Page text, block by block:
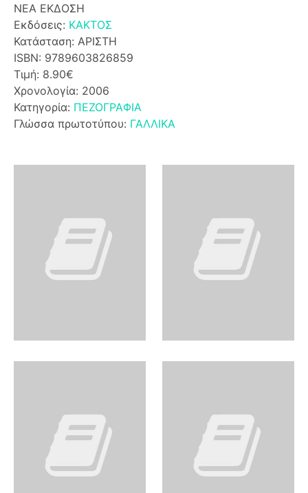
ΝΕΑ ΕΚΔΟΣΗ
Εκδόσεις: ΚΑΚΤΟΣ
Κατάσταση: ΑΡΙΣΤΗ
ISBN: 9789603826859
Τιμή: 8.90€
Χρονολογία: 2006
Κατηγορία: ΠΕΖΟΓΡΑΦΙΑ
Γλώσσα πρωτοτύπου: ΓΑΛΛΙΚΑ